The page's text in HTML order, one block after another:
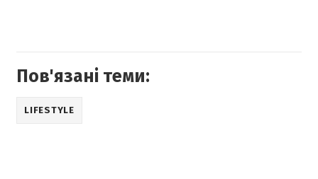
Пов'язані теми:
LIFESTYLE